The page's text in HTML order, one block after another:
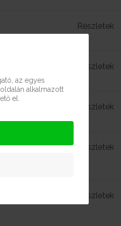
Részletek
Részletek
Részletek
Részletek
Részletek
az egyes
alkalmazott
el.